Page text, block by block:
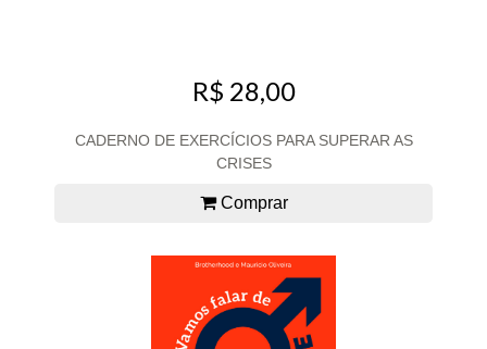
R$ 28,00
CADERNO DE EXERCÍCIOS PARA SUPERAR AS
CRISES
Comprar